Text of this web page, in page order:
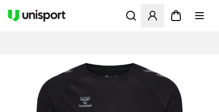
Åbner en Modal til at